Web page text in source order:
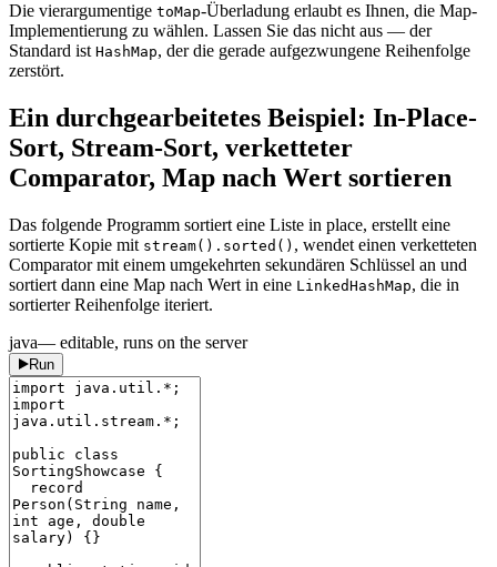
Die vierargumentige toMap-Überladung erlaubt es Ihnen, die Map-
Implementierung zu wählen. Lassen Sie das nicht aus — der
Standard ist HashMap, der die gerade aufgezwungene Reihenfolge
zerstört.
Ein durchgearbeitetes Beispiel: In-Place-
Sort, Stream-Sort, verketteter
Comparator, Map nach Wert sortieren
Das folgende Programm sortiert eine Liste in place, erstellt eine
sortierte Kopie mit stream().sorted() , wendet einen verketteten
Comparator mit einem umgekehrten sekundären Schlüssel an und
sortiert dann eine Map nach Wert in eine LinkedHashMap, die in
sortierter Reihenfolge iteriert.
java— editable, runs on the server
Run